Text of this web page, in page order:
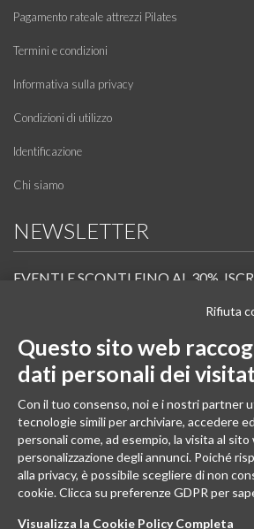
Pagamento rateale attrezzi Pilates
Termini e condizioni
Informativa sulla privacy
Condizioni di utilizzo
Identificazione
Chi siamo
NEWSLETTER
EVENTI E SCONTI FINO AL 30%.
Scopri in anteprima i nuovi prodotti, le promozioni
Iscrivi alla Newsletter
SEGUICI
Rifiuta
Questo sito web
dati personali dei
Con il tuo consenso, noi e i nostri partner
tecnologie simili per archiviare, accedere
personali come, ad esempio, la visita al sito
personalizzazione degli annunci. Poiché
alla privacy, è possibile scegliere di non
cookie. Clicca su preferenze GDPR per
Visualizza la Cookie Policy Completa